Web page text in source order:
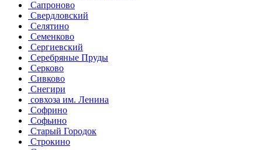
Сапроново
Свердловский
Селятино
Семенково
Сергиевский
Серебряные Пруды
Серково
Сивково
Снегири
совхоза им. Ленина
Софрино
Софьино
Старый Городок
Строкино